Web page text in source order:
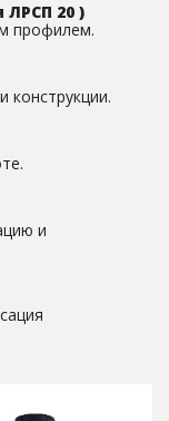
20 )
профилем.
конструкции.
и